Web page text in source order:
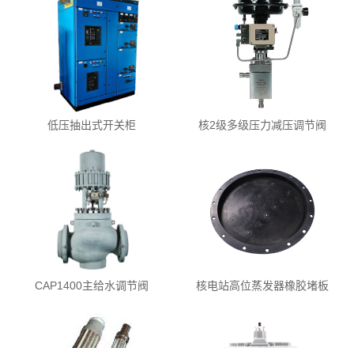
低压抽出式开关柜 核2级多级压力减压调节阀
CAP1400主给水调节阀 核电站高位蒸发器橡胶堵板